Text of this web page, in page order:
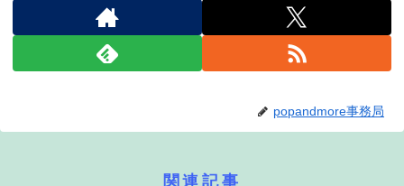
popandmore事務局
関連記事